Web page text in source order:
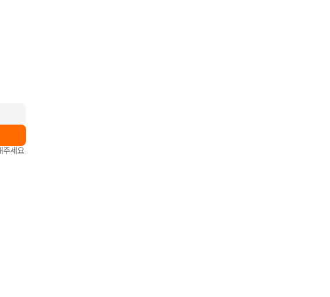
주세요.